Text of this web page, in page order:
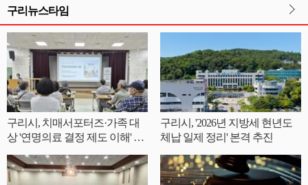
구리뉴스타임
구리시, 치매서포터즈·가족 대
상 '연명의료 결정 제도 이해' 교
구리시, '2026년 지방세 현년도
체납 일제 정리' 본격 추진